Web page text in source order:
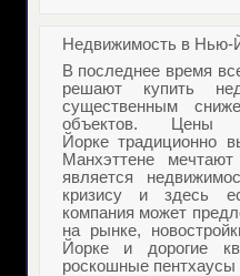
Недвижимость в Нью-
В последнее время
решают купить
существенным
объектов.
Цены
Йоркетрадиционно
Манхэттенемечтают
является
кризису и здесь
компания может
на рынке,
Йоркеи дорогие
роскошные